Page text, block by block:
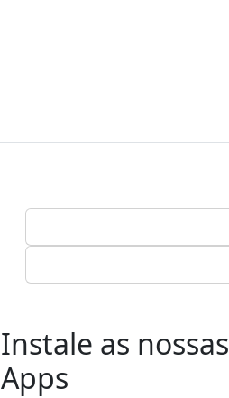
Instale as nossas
Apps